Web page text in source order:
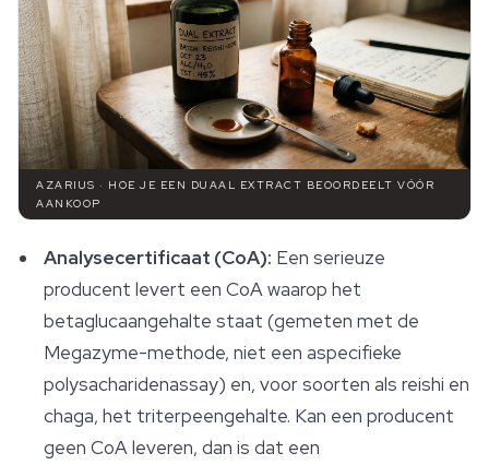
AZARIUS · HOE JE EEN DUAAL EXTRACT BEOORDEELT VÓÓR
AANKOOP
Analysecertificaat (CoA): Een serieuze
producent levert een CoA waarop het
betaglucaangehalte staat (gemeten met de
Megazyme-methode, niet een aspecifieke
polysacharidenassay) en, voor soorten als reishi en
chaga, het triterpeengehalte. Kan een producent
geen CoA leveren, dan is dat een